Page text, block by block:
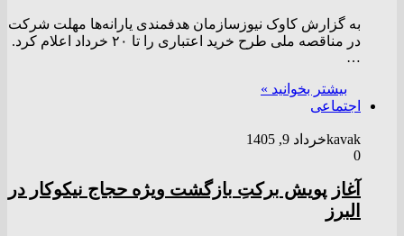
به گزارش کاوک نیوزسازمان هدفمندی یارانه‌ها مهلت شرکت
در مناقصه ملی طرح خرید اعتباری را تا ۲۰ خرداد اعلام کرد.
…
بیشتر بخوانید »
اجتماعی
kavakخرداد 9, 1405
0
آغاز پویش برکتِ بازگشت ویژه حجاج نیکوکار در
البرز